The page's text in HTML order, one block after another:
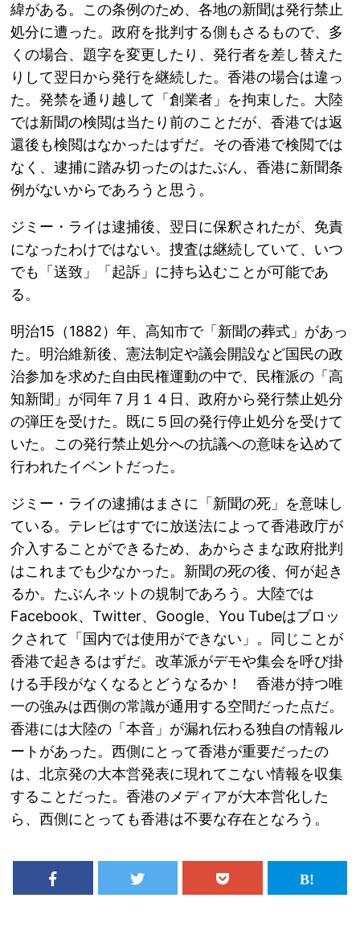
緯がある。この条例のため、各地の新聞は発行禁止
処分に遭った。政府を批判する側もさるもので、多
くの場合、題字を変更したり、発行者を差し替えた
りして翌日から発行を継続した。香港の場合は違っ
た。発禁を通り越して「創業者」を拘束した。大陸
では新聞の検閲は当たり前のことだが、香港では返
還後も検閲はなかったはずだ。その香港で検閲では
なく、逮捕に踏み切ったのはたぶん、香港に新聞条
例がないからであろうと思う。
ジミー・ライは逮捕後、翌日に保釈されたが、免責
になったわけではない。捜査は継続していて、いつ
でも「送致」「起訴」に持ち込むことが可能であ
る。
明治15（1882）年、高知市で「新聞の葬式」があっ
た。明治維新後、憲法制定や議会開設など国民の政
治参加を求めた自由民権運動の中で、民権派の「高
知新聞」が同年７月１４日、政府から発行禁止処分
の弾圧を受けた。既に５回の発行停止処分を受けて
いた。この発行禁止処分への抗議への意味を込めて
行われたイベントだった。
ジミー・ライの逮捕はまさに「新聞の死」を意味し
ている。テレビはすでに放送法によって香港政庁が
介入することができるため、あからさまな政府批判
はこれまでも少なかった。新聞の死の後、何が起き
るか。たぶんネットの規制であろう。大陸では
Facebook、Twitter、Google、You Tubeはブロッ
クされて「国内では使用ができない」。同じことが
香港で起きるはずだ。改革派がデモや集会を呼び掛
ける手段がなくなるとどうなるか！ 香港が持つ唯
一の強みは西側の常識が通用する空間だった点だ。
香港には大陸の「本音」が漏れ伝わる独自の情報ル
ートがあった。西側にとって香港が重要だったの
は、北京発の大本営発表に現れてこない情報を収集
することだった。香港のメディアが大本営化した
ら、西側にとっても香港は不要な存在となろう。